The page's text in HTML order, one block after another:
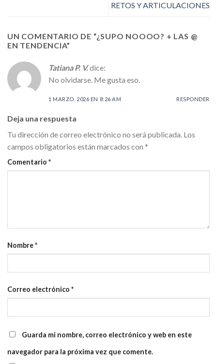
RETOS Y ARTICULACIONES
UN COMENTARIO DE “¿SUPO NOOOO? + LAS @
EN TENDENCIA”
Tatiana P. V.dice:
No olvidarse. Me gusta eso.
1 MARZO, 2026 EN 8:26 AM RESPONDER
Deja una respuesta
Tu dirección de correo electrónico no será publicada. Los
campos obligatorios están marcados con *
Comentario *
Nombre*
Correo electrónico *
Guarda mi nombre, correo electrónico y web en este
navegador para la próxima vez que comente.